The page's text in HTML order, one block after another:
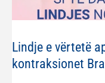
Lindje e vërtetë
kontraksionet